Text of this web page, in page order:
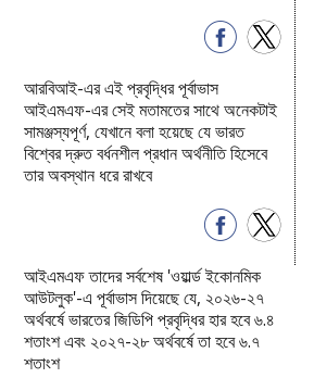
আরবিআই-এর এই প্রবৃদ্ধির পূর্বাভাস
আইএমএফ-এর সেই মতামতের সাথে অনেকটাই
সামঞ্জস্যপূর্ণ, যেখানে বলা হয়েছে যে ভারত
বিশ্বের দ্রুত বর্ধনশীল প্রধান অর্থনীতি হিসেবে
তার অবস্থান ধরে রাখবে
আইএমএফ তাদের সর্বশেষ 'ওয়ার্ল্ড ইকোনমিক
আউটলুক'-এ পূর্বাভাস দিয়েছে যে, ২০২৬-২৭
অর্থবর্ষে ভারতের জিডিপি প্রবৃদ্ধির হার হবে ৬.৪
শতাংশ এবং ২০২৭-২৮ অর্থবর্ষে তা হবে ৬.৭
শতাংশ